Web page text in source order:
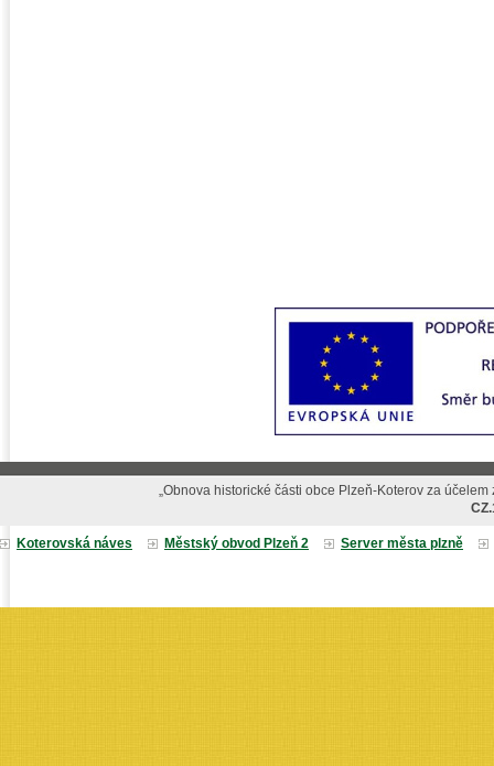
„Obnova historické části obce Plzeň-Koterov za
Koterovská náves Městský obvod Plzeň 2 Server města plzně